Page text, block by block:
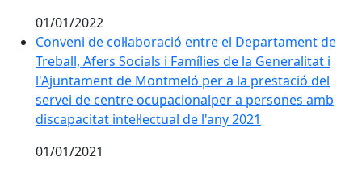
01/01/2022
Conveni de col·laboració entre el Departament de
Treball, Afers Socials i Famílies de la Generalitat i
l'Ajuntament de Montmeló per a la prestació del
servei de centre ocupacionalper a persones amb
discapacitat intel·lectual de l'any 2021
01/01/2021